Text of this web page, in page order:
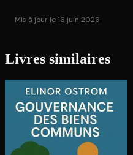
Mis à jour le 16 juin 2026
Livres similaires